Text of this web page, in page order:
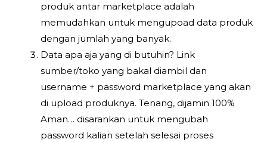
produk antar marketplace adalah
memudahkan untuk mengupoad data produk
dengan jumlah yang banyak.
Data apa aja yang di butuhin? Link
sumber/toko yang bakal diambil dan
username + password marketplace yang akan
di upload produknya. Tenang, dijamin 100%
Aman… disarankan untuk mengubah
password kalian setelah selesai proses